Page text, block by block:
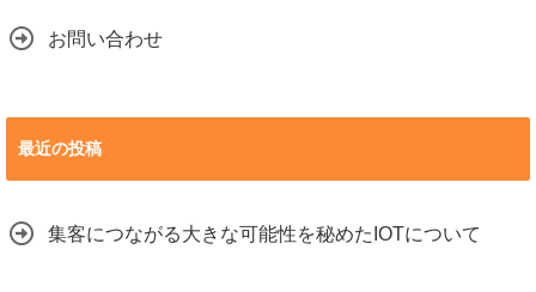
お問い合わせ
最近の投稿
集客につながる大きな可能性を秘めたIOTについて